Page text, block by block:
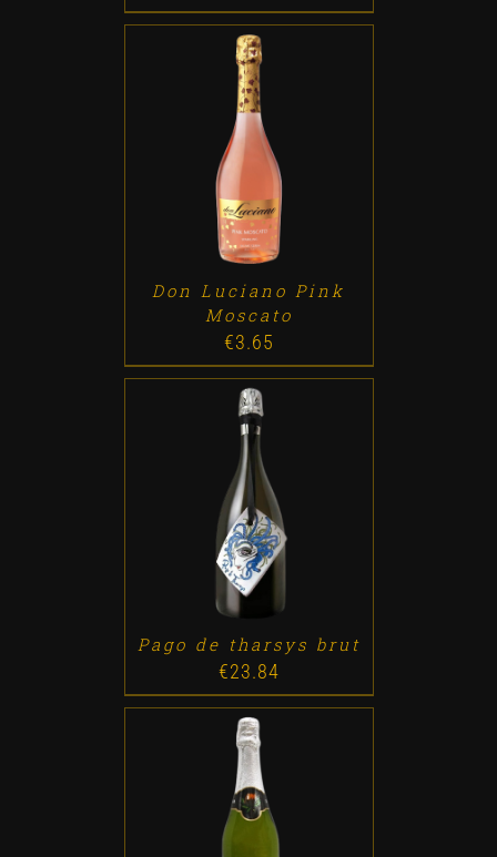
ADD TO CART
Don Luciano Pink
Moscato
€3.65
ADD TO CART / DETALLES
Pago de tharsys brut
€23.84
ADD TO CART